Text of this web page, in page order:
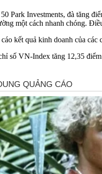
Park Investments, đà tăng
một cách nhanh chóng.
kết quả kinh doanh của
số VN-Index tăng 12,35